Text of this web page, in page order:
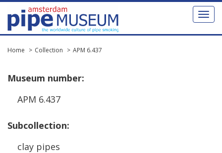
Toggle
Home Collection APM 6.437
Museum number:
APM 6.437
Subcollection:
clay pipes